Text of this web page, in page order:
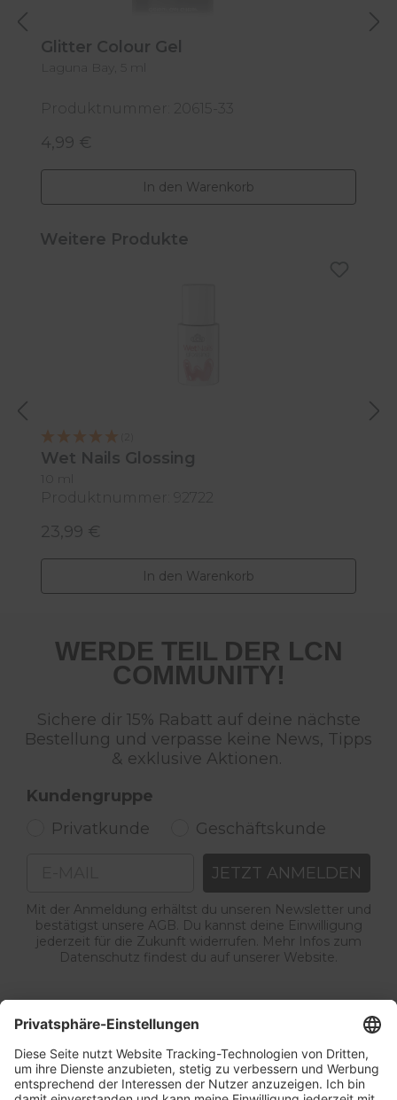
Glitter Colour Gel
Laguna Bay, 5 ml
Produktnummer: 20615-33
Regulärer Preis:
4,99 €
In den Warenkorb
Produktgalerie überspringen
Weitere Produkte
Wet Nails Glossing
Produktnummer: 92722
Regulärer Preis:
23,99 €
In den Warenkorb
WERDE TEIL DER LCN
COMMUNITY!
Sichere dir 15% Rabatt auf deine nächste
Bestellung und verpasse keine News, Tipps
& exklusive Aktionen.
Kundengruppe
Privatkunde
Geschäftskunde
JETZT ANMELDEN
Mit der Anmeldung erhältst du unseren Newsletter und
bestätigst unsere AGB. Du kannst deine Einwilligung
jederzeit für die Zukunft widerrufen. Mehr Infos zum
Datenschutz findest du auf unserer Website.